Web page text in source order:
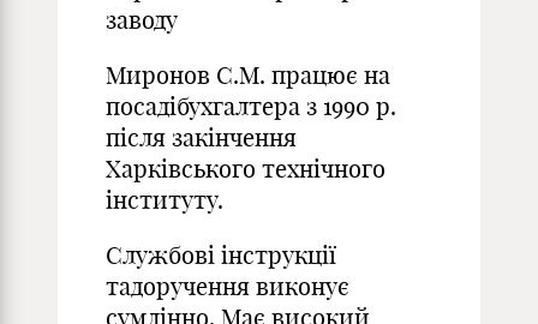
заводу
Миронов С.М. працює на
посадібухгалтера з 1990 р.
після закінчення
Харківського технічного
інституту.
Службові інструкції
тадоручення виконує
сумлінно. Має високий